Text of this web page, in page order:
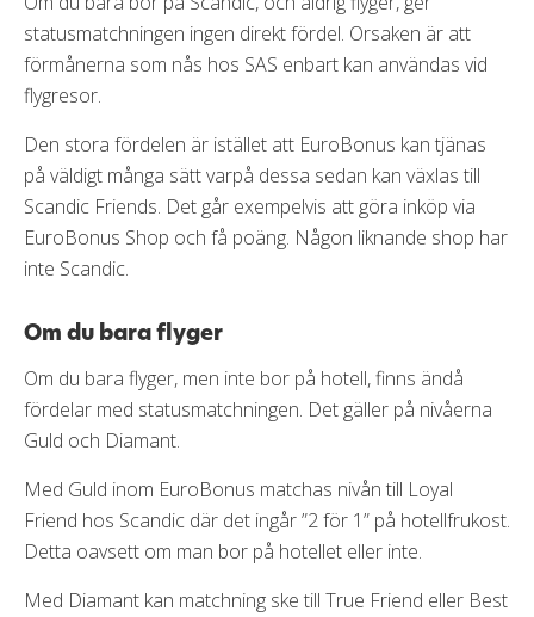
statusmatchningen ingen direkt fördel. Orsaken är att
förmånerna som nås hos SAS enbart kan användas vid
flygresor.
Den stora fördelen är istället att EuroBonus kan tjänas
på väldigt många sätt varpå dessa sedan kan växlas till
Scandic Friends. Det går exempelvis att göra inköp via
EuroBonus Shop och få poäng. Någon liknande shop har
inte Scandic.
Om du bara flyger
Om du bara flyger, men inte bor på hotell, finns ändå
fördelar med statusmatchningen. Det gäller på nivåerna
Guld och Diamant.
Med Guld inom EuroBonus matchas nivån till Loyal
Friend hos Scandic där det ingår ”2 för 1” på hotellfrukost.
Detta oavsett om man bor på hotellet eller inte.
Med Diamant kan matchning ske till True Friend eller Best